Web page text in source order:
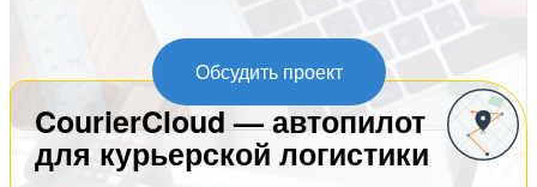
Обсудить проект
CourierCloud — автопилот
для курьерской логистики